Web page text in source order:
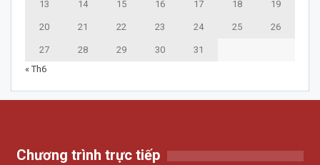
13 14 15 16 17 18 19
20 21 22 23 24 25 26
27 28 29 30
31
« Th6
Chương trình trực tiếp